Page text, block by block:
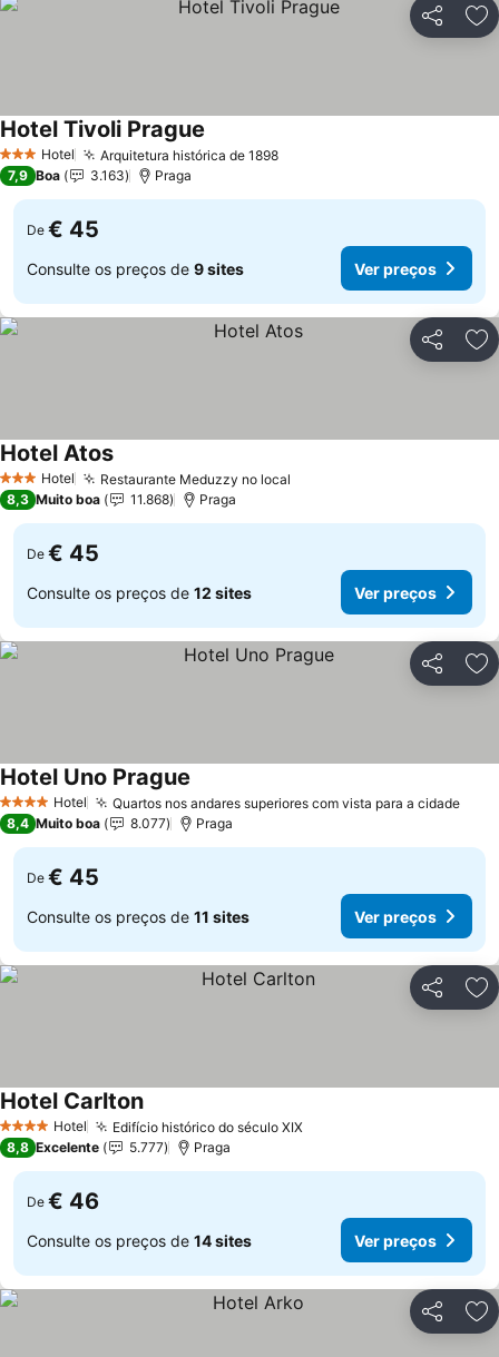
Partilhar
3 EstrelasHotel Arquitetura histórica de 1898
Hotel Tivoli Prague
7,9 Boa 3.163 Praga
De € 45
Consulte os preços de 9 sites Ver preços
Partilhar
3 EstrelasHotel Restaurante Meduzzy no local
Hotel Atos
8,3 Muito boa 11.868 Praga
De € 45
Consulte os preços de 12 sites Ver preços
Partilhar
4 EstrelasHotel Quartos nos andares superiores com vista para a cidade
Hotel Uno Prague
8,4 Muito boa 8.077 Praga
De € 45
Consulte os preços de 11 sites Ver preços
Partilhar
4 EstrelasHotel Edifício histórico do século XIX
Hotel Carlton
8,8 Excelente 5.777 Praga
De € 46
Consulte os preços de 14 sites Ver preços
Partilhar